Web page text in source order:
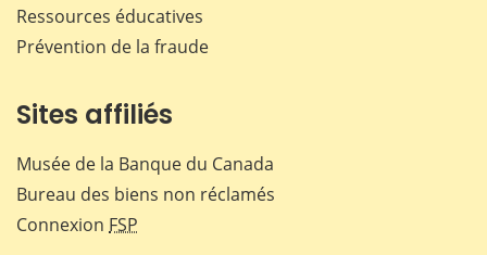
Ressources éducatives
Prévention de la fraude
Sites affiliés
Musée de la Banque du Canada
Bureau des biens non réclamés
Connexion FSP